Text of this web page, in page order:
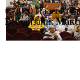
© 2010
Веб-дизайн: